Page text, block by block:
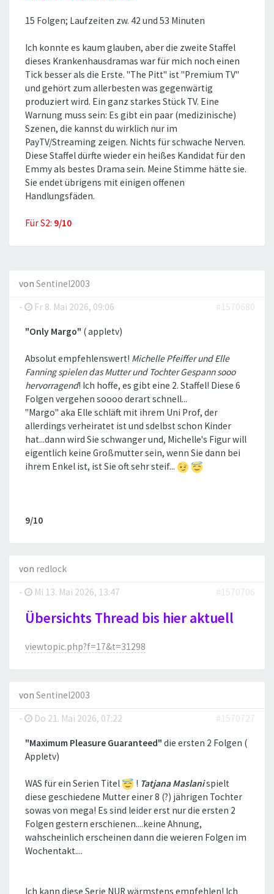
15 Folgen; Laufzeiten zw. 42 und 53 Minuten
Ich konnte es kaum glauben, aber die zweite Staffel
dieses Krankenhausdramas war für mich noch einen
Tick besser als die Erste. ''The Pitt'' ist ''Premium TV''
und gehört zum allerbesten was gegenwärtig
produziert wird. Ein ganz starkes Stück TV. Eine
Warnung muss sein: Es gibt ein paar (medizinische)
Szenen, die kannst du wirklich nur im
PayTV/Streaming zeigen. Nichts für schwache Nerven.
Diese Staffel dürfte wieder ein heißes Kandidat für den
Emmy als bestes Drama sein. Meine Stimme hätte sie.
Sie endet übrigens mit einigen offenen
Handlungsfäden.
Für S2: 9/10
von Sentinel2003
-
Fr 8. Mai 2026, 09:06 #1570680
"Only Margo" ( appletv)
Absolut empfehlenswert! Michelle Pfeiffer und Elle
Fanning spielen das Mutter und Tochter Gespann sooo
hervorragend! Ich hoffe, es gibt eine 2. Staffel! Diese 6
Folgen vergehen soooo derart schnell...
"Margo" aka Elle schläft mit ihrem Uni Prof, der
allerdings verheiratet ist und sdelbst schon Kinder
hat...dann wird Sie schwanger und, Michelle's Figur will
eigentlich keine Großmutter sein, wenn Sie dann bei
ihrem Enkel ist, ist Sie oft sehr steif...
9/10
von redlock
-
Mi 13. Mai 2026, 13:47 #1570706
Übersichts Thread bis hier aktuell
viewtopic.php?f=17&t=31298
von Sentinel2003
-
Do 21. Mai 2026, 07:22 #1570727
"Maximum Pleasure Guaranteed" die ersten 2 Folgen (
Appletv)
WAS für ein Serien Titel ! Tatjana Maslanispielt
diese geschiedene Mutter einer 8 (?) jährigen Tochter
sowas von mega! Es sind leider erst nur die ersten 2
Folgen gestern erschienen....keine Ahnung,
wahscheinlich erscheinen dann die weieren Folgen im
Wochentakt....
Ich kann diese Serie NUR wärmstens empfehlen! Ich